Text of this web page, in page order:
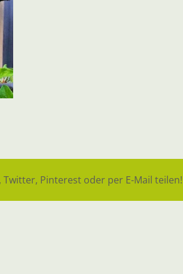
Twitter, Pinterest oder per E-Mail teilen!